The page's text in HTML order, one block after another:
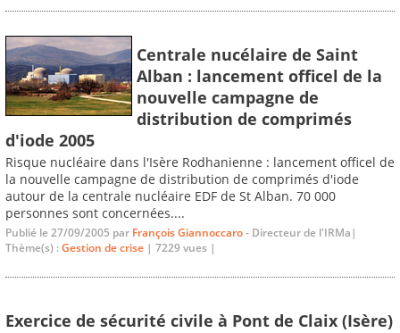
Centrale nucélaire de Saint
Alban : lancement officel de la
nouvelle campagne de
distribution de comprimés
d'iode 2005
Risque nucléaire dans l'Isère Rodhanienne : lancement officel de
la nouvelle campagne de distribution de comprimés d'iode
autour de la centrale nucléaire EDF de St Alban. 70 000
personnes sont concernées....
Publié le 27/09/2005 par François Giannoccaro- Directeur de l'IRMa|
Thème(s) :Gestion de crise | 7229 vues |
Exercice de sécurité civile à Pont de Claix (Isère)